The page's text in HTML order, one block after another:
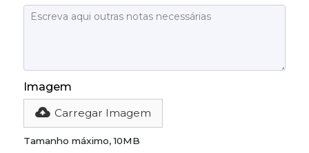
Imagem
Carregar Imagem
Tamanho máximo, 10MB